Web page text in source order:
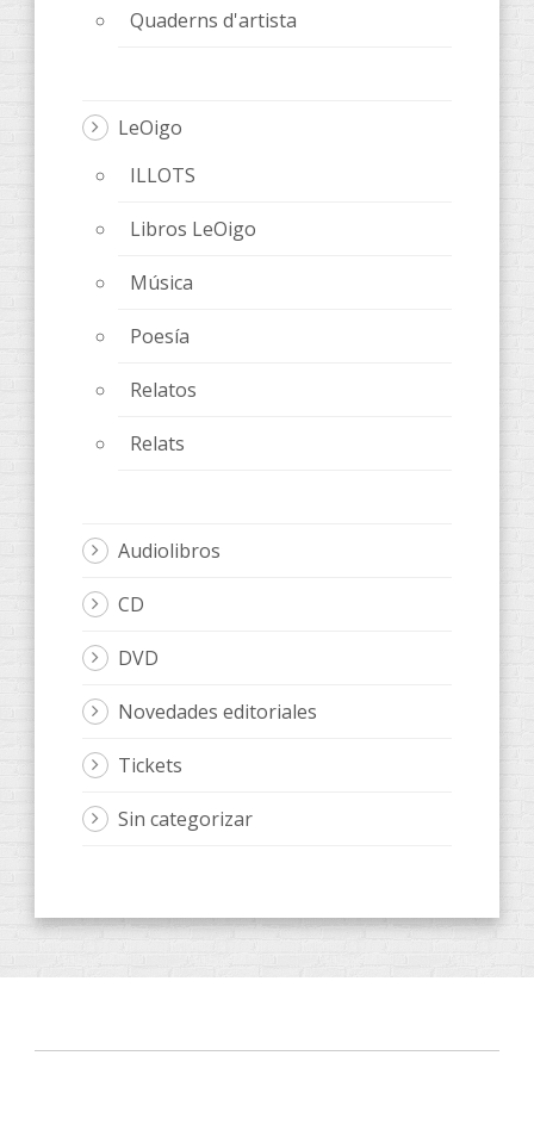
Quaderns d'artista
LeOigo
ILLOTS
Libros LeOigo
Música
Poesía
Relatos
Relats
Audiolibros
CD
DVD
Novedades editoriales
Tickets
Sin categorizar